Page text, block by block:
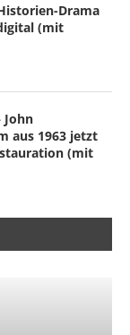
Drama
(mit
John
aus 1963 jetzt
(mit